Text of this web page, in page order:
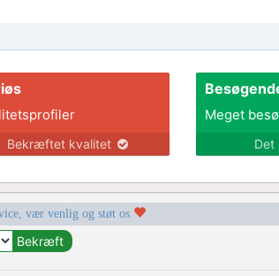
Bekræftet kvalitet
Meget
Det
vær venlig og støt os